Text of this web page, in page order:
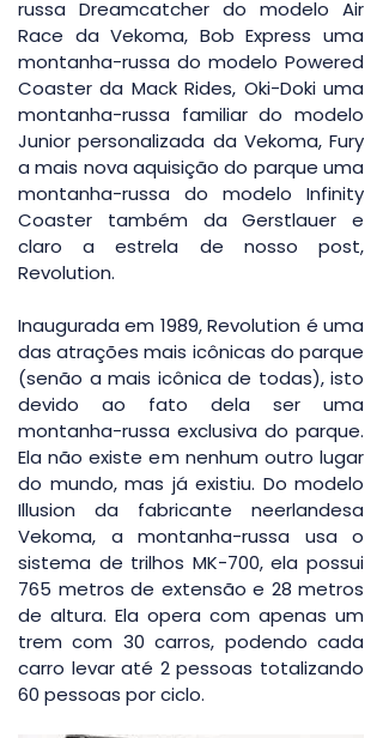
russa Dreamcatcher do modelo Air
Race da Vekoma, Bob Express uma
montanha-russa do modelo Powered
Coaster da Mack Rides, Oki-Doki uma
montanha-russa familiar do modelo
Junior personalizada da Vekoma, Fury
a mais nova aquisição do parque uma
montanha-russa do modelo Infinity
Coaster também da Gerstlauer e
claro a estrela de nosso post,
Revolution.
Inaugurada em 1989, Revolution é uma
das atrações mais icônicas do parque
(senão a mais icônica de todas), isto
devido ao fato dela ser uma
montanha-russa exclusiva do parque.
Ela não existe em nenhum outro lugar
do mundo, mas já existiu. Do modelo
Illusion da fabricante neerlandesa
Vekoma, a montanha-russa usa o
sistema de trilhos MK-700, ela possui
765 metros de extensão e 28 metros
de altura. Ela opera com apenas um
trem com 30 carros, podendo cada
carro levar até 2 pessoas totalizando
60 pessoas por ciclo.